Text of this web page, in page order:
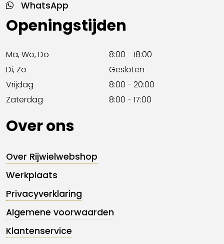
WhatsApp
Openingstijden
Ma, Wo, Do
8:00 - 18:00
Di, Zo
Gesloten
Vrijdag
8:00 - 20:00
Zaterdag
8:00 - 17:00
Over ons
Over Rijwielwebshop
Werkplaats
Privacyverklaring
Algemene voorwaarden
Klantenservice